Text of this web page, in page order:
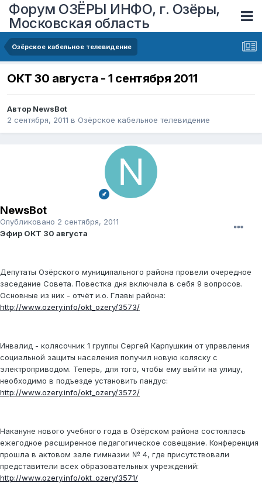
Форум ОЗЁРЫ ИНФО, г. Озёры,
Московская область
Озёрское кабельное телевидение
ОКТ 30 августа - 1 сентября 2011
Автор NewsBot
2 сентября, 2011 в Озёрское кабельное телевидение
NewsBot
Опубликовано 2 сентября, 2011
Эфир ОКТ 30 августа
Депутаты Озёрского муниципального района провели очередное
заседание Совета. Повестка дня включала в себя 9 вопросов.
Основные из них - отчёт и.о. Главы района:
http://www.ozery.info/okt_ozery/3573/
Инвалид - колясочник 1 группы Сергей Карпушкин от управления
социальной защиты населения получил новую коляску с
электроприводом. Теперь, для того, чтобы ему выйти на улицу,
необходимо в подъезде установить пандус:
http://www.ozery.info/okt_ozery/3572/
Накануне нового учебного года в Озёрском района состоялась
ежегодное расширенное педагогическое совещание. Конференция
прошла в актовом зале гимназии № 4, где присутствовали
представители всех образовательных учреждений:
http://www.ozery.info/okt_ozery/3571/